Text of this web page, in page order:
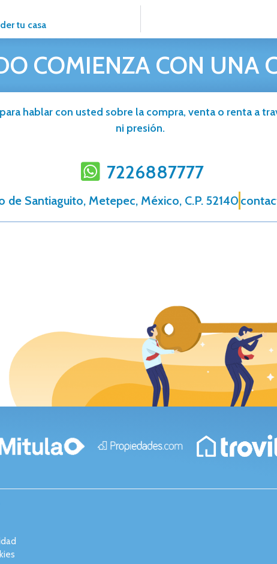
tu casa
COMIENZA CON UNA
hablar con usted sobre la compra, venta o renta a
ni presión.
7226887777
de Santiaguito, Metepec, México, C.P. 52140